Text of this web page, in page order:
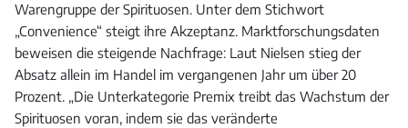
Warengruppe der Spirituosen. Unter dem Stichwort
„Convenience“ steigt ihre Akzeptanz. Marktforschungsdaten
beweisen die steigende Nachfrage: Laut Nielsen stieg der
Absatz allein im Handel im vergangenen Jahr um über 20
Prozent. „Die Unterkategorie Premix treibt das Wachstum der
Spirituosen voran, indem sie das veränderte